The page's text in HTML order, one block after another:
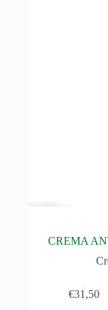
CREMA
€31,50